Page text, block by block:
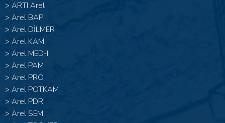
> ARTI Arel
> Arel BAP
> Arel DİLMER
> Arel KAM
> Arel MED-I
> Arel PAM
> Arel PRO
> Arel POTKAM
> Arel PDR
> Arel SEM